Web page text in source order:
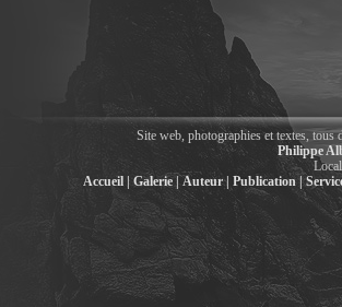
Site web, photographies et textes, tous
Philippe
Accueil |
Galerie | Auteur | Publication |